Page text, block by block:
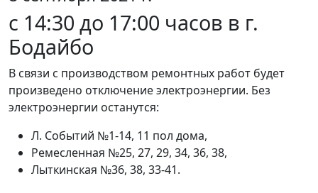
с 14:30 до 17:00 часов в г.
Бодайбо
В связи с производством ремонтных работ будет
произведено отключение электроэнергии. Без
электроэнергии останутся:
Л. Событий №1-14, 11 пол дома,
Ремесленная №25, 27, 29, 34, 36, 38,
Лыткинская №36, 38, 33-41.